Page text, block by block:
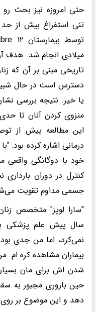
حتی امروزه نیز بحث رو
تنی استفراغ بیش از
میلادی انجام شد. هدف
تاریخی مبنی بر آن که
دسترس است در حال
یا خیر. نتیجه بررسی
منزوی کردن آنان تا
این مطالعه پیش از
درمانی اشاره کرده بود:
خود با دوگانگی واقعی
کنترل در دوران
جسمی مداوم تقویت
"سارا لوپز" متخصص
سال پیش علم پزشکی
نمی‌کرد، اما من جدی
بیماران مشاهده کره ام.
شدن اش برای مان
حین باروری مجبور به
دهد و این موضوع بر